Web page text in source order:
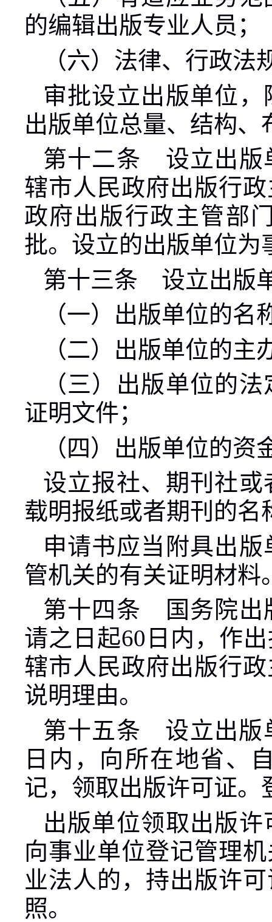
的编辑出版专业人员；
（六）法律、行政
审批设立出版单位
出版单位总量、结构、
第十二条 设立出版
辖市人民政府出版行
政府出版行政主管部
批。设立的出版单位
第十三条 设立出版
（一）出版单位的名
（二）出版单位的
（三）出版单位的
证明文件；
（四）出版单位的资
设立报社、期刊社
载明报纸或者期刊的
申请书应当附具出
管机关的有关证明材料
第十四条 国务院出
请之日起60 日内，作
辖市人民政府出版行
说明理由。
第十五条 设立出版
日内，向所在地省、
记，领取出版许可证。
出版单位领取出版
向事业单位登记管理
业法人的，持出版许
照。